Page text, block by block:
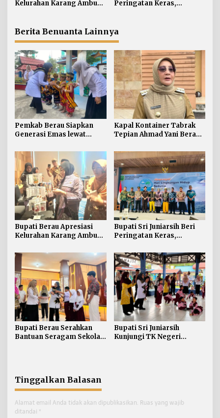
Kelurahan Karang Ambun
Peringatan Keras,
Berita Benuanta Lainnya
Pemkab Berau Siapkan
Generasi Emas lewat
Kapal Kontainer Tabrak
Tepian Ahmad Yani Berau
Buka Suara Soal Ganti Rugi
Bupati Berau Apresiasi
Kelurahan Karang Ambun
Bupati Sri Juniarsih Beri
Peringatan Keras,
54 Ribu Ton
Bupati Berau Serahkan
Bantuan Seragam Sekolah
Bupati Sri Juniarsih
Kunjungi TK Negeri
Tinggalkan Balasan
Alamat email Anda tidak akan dipublikasikan. Ruas yang wajib
ditandai *